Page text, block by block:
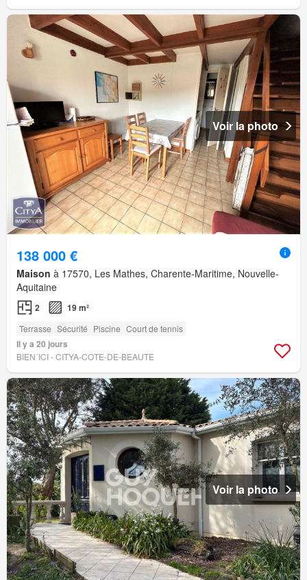
Voir la photo
138 000 €
Maison à 17570, Les Mathes, Charente-Maritime, Nouvelle-
Aquitaine
2 19 m²
Terrasse Sécurité Piscine Court de tennis
Il y a 20 jours
BIEN´ICI - CITYA-COTE-DE-BEAUTE
Voir la photo